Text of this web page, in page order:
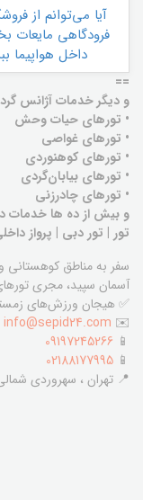
آیا می‌توانم از
فرودگاهی مایعات
داخل هواپیما
==
و دیگر خدمات آژانس
• تورهای حیات وحش
• تورهای غواصی
• تورهای کوهنوردی
• تورهای بیابان‌گردی
• تورهای چادرزنی
و بیش از ده ها خدمات
تور | تور دبی | پرواز
سفر به مناطق کوهستانی
آسمان سپید، مجری
✅ هیجان ورزش‌های
✉️
info@sepid24.com
📱
09197245266
📱
02188177995
📍 تهران ، سهروردی شمالی